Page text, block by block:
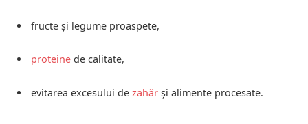
fructe și legume proaspete,
proteine de calitate,
evitarea excesului de zahăr și alimente procesate.